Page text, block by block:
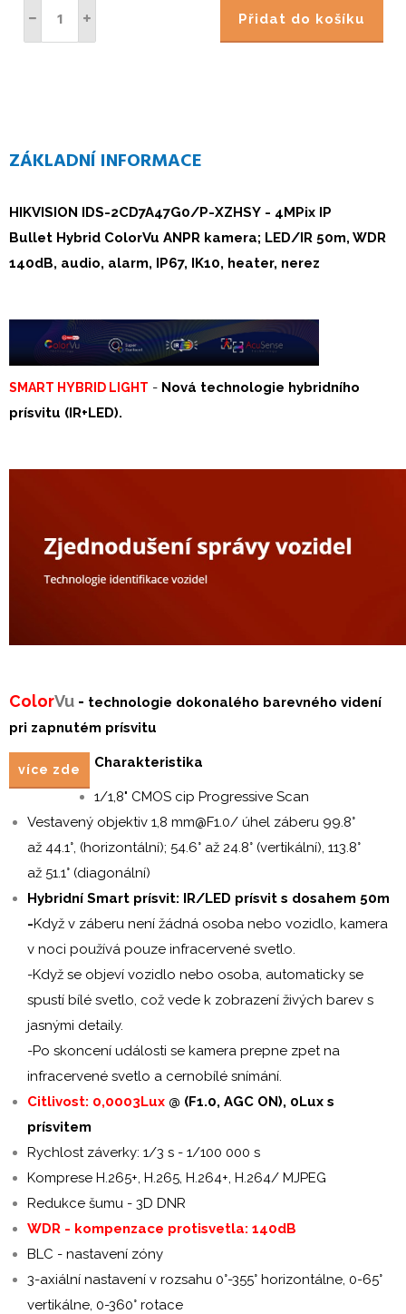
Přidat do košíku
ZÁKLADNÍ INFORMACE
HIKVISION IDS-2CD7A47G0/P-XZHSY - 4MPix IP
Bullet Hybrid ColorVu ANPR kamera; LED/IR 50m, WDR
140dB, audio, alarm, IP67, IK10, heater, nerez
SMART HYBRID LIGHT - Nová technologie hybridního
prísvitu (IR+LED).
ColorVu - technologie dokonalého barevného videní
pri zapnutém prísvitu
více zde Charakteristika
1/1,8" CMOS cip Progressive Scan
Vestavený objektiv 1,8 mm@F1.0/ úhel záberu 99.8°
až 44.1°, (horizontální); 54.6° až 24.8° (vertikální), 113.8°
až 51.1° (diagonální)
Hybridní Smart prísvit: IR/LED prísvit s dosahem 50m
-Když v záberu není žádná osoba nebo vozidlo, kamera
v noci používá pouze infracervené svetlo.
-Když se objeví vozidlo nebo osoba, automaticky se
spustí bílé svetlo, což vede k zobrazení živých barev s
jasnými detaily.
-Po skoncení události se kamera prepne zpet na
infracervené svetlo a cernobílé snímání.
Citlivost: 0,0003Lux @ (F1.0, AGC ON), 0Lux s
prísvitem
Rychlost záverky: 1/3 s - 1/100 000 s
Komprese H.265+, H.265, H.264+, H.264/ MJPEG
Redukce šumu - 3D DNR
WDR - kompenzace protisvetla: 140dB
BLC - nastavení zóny
3-axiální nastavení v rozsahu 0°-355° horizontálne, 0-65°
vertikálne, 0-360° rotace